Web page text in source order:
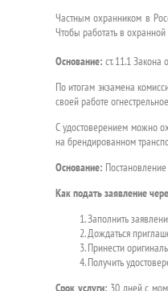
Частным охранником в
Чтобы работать в
Основание: ст. 11.1 Закона
По итогам экзамена
своей работе
С удостоверением можно
на брендированном
Основание:
Как подать заявление
Заполнить
Дождаться
Принести
Получить
Срок услуги: 30 дней с